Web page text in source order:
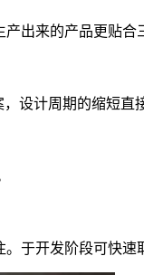
出来的产品更贴合
设计周期的缩短
于开发阶段可快